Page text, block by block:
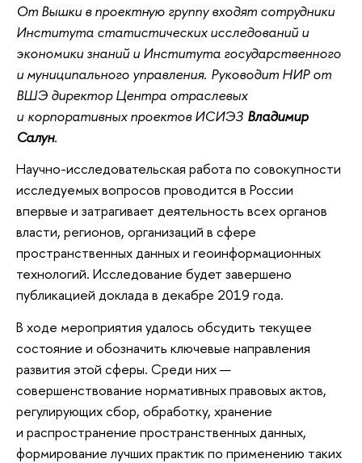
От Вышки в проектную группу входят сотрудники
Института статистических исследований и
экономики знаний и Института государственного
и муниципального управления. Руководит НИР от
ВШЭ директор Центра отраслевых
и корпоративных проектов ИСИЭЗ Владимир
Салун.
Научно-исследовательская работа по совокупности
исследуемых вопросов проводится в России
впервые и затрагивает деятельность всех органов
власти, регионов, организаций в сфере
пространственных данных и геоинформационных
технологий. Исследование будет завершено
публикацией доклада в декабре 2019 года.
В ходе мероприятия удалось обсудить текущее
состояние и обозначить ключевые направления
развития этой сферы. Среди них —
совершенствование нормативных правовых актов,
регулирующих сбор, обработку, хранение
и распространение пространственных данных,
формирование лучших практик по применению таких